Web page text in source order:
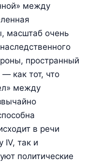
между
масштаб очень
пространный
как тот, что
между
в речи
IV, так и
политические